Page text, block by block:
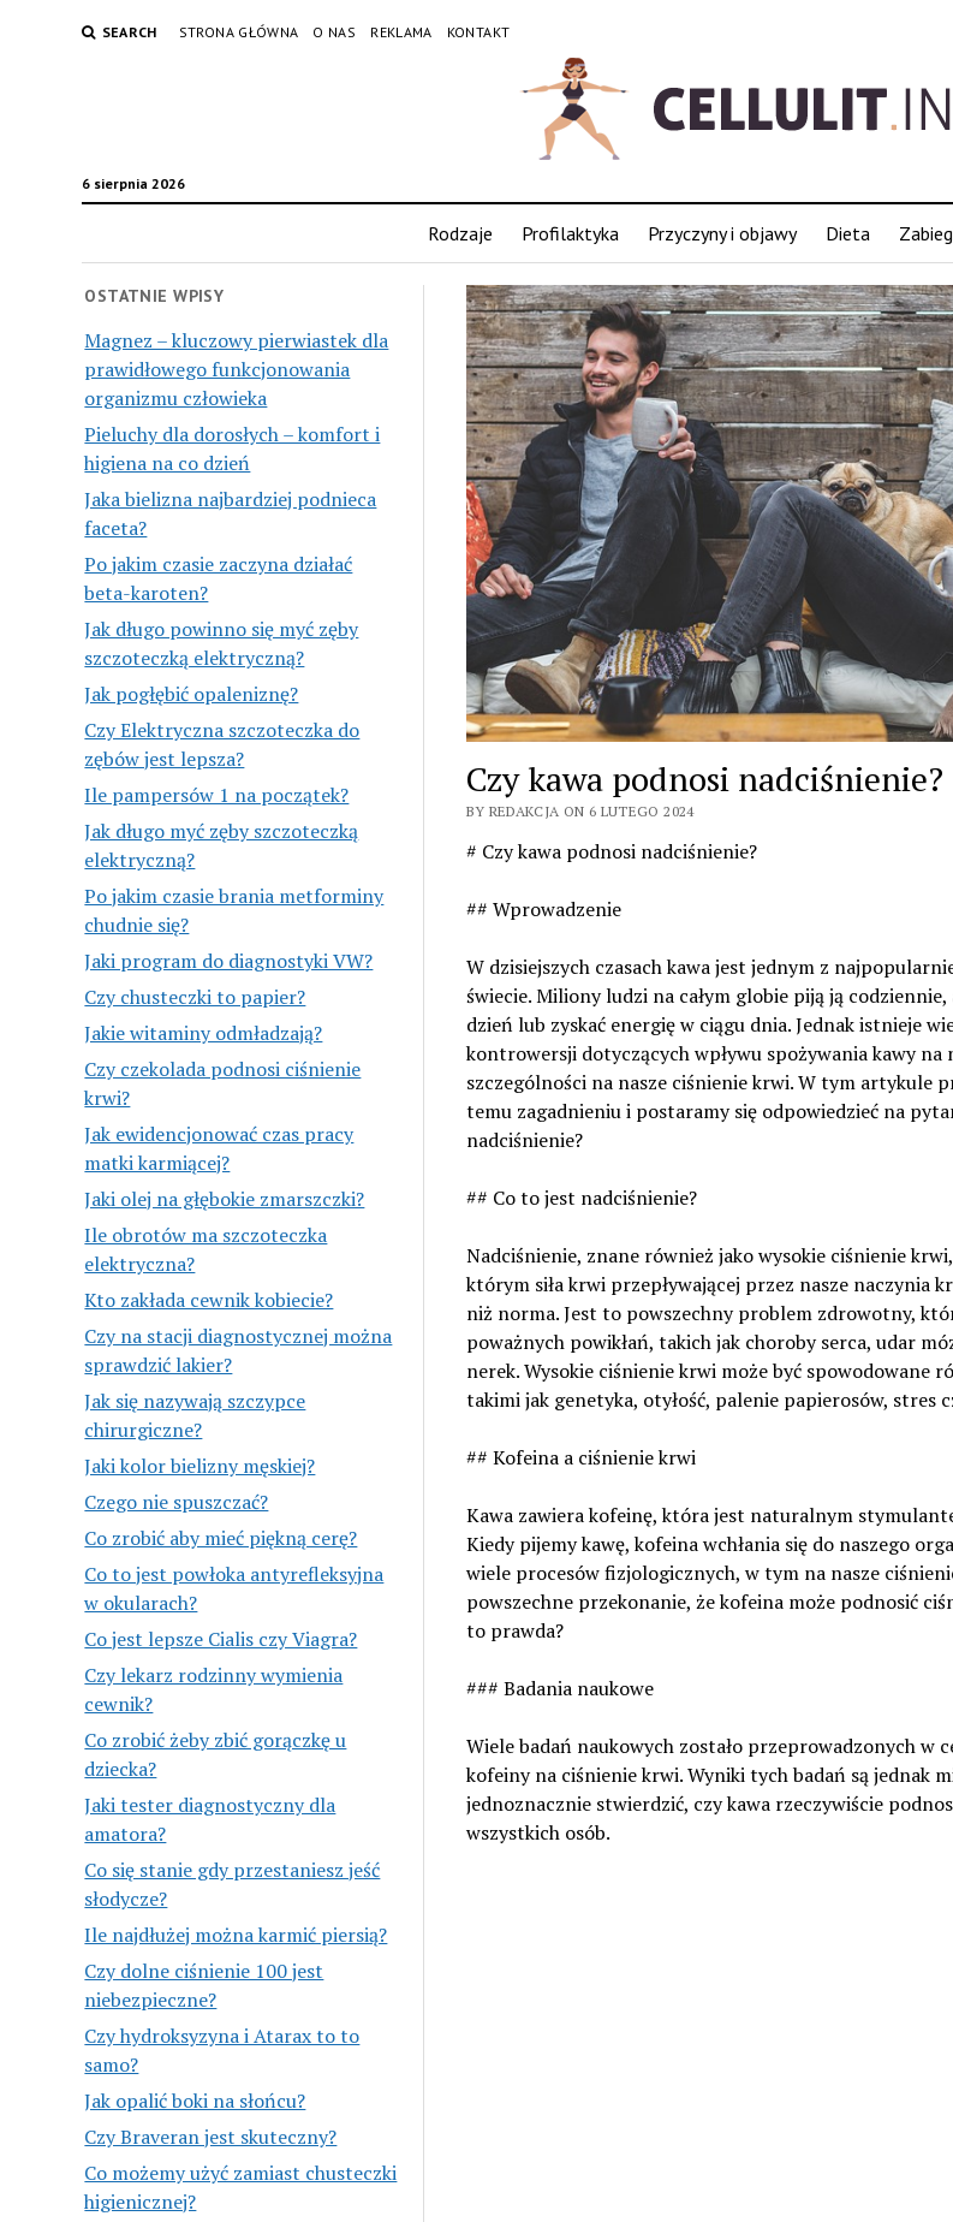
SEARCH STRONA GŁÓWNA O NAS REKLAMA KONTAKT
6 sierpnia 2026
Rodzaje Profilaktyka Przyczyny i objawy Dieta
OSTATNIE WPISY
Magnez – kluczowy pierwiastek dla
prawidłowego funkcjonowania
organizmu człowieka
Pieluchy dla dorosłych – komfort i
higiena na co dzień
Jaka bielizna najbardziej podnieca
faceta?
Po jakim czasie zaczyna działać
beta-karoten?
Jak długo powinno się myć zęby
szczoteczką elektryczną?
Jak pogłębić opaleniznę?
Czy Elektryczna szczoteczka do
zębów jest lepsza?
Ile pampersów 1 na początek?
Jak długo myć zęby szczoteczką
elektryczną?
Po jakim czasie brania metforminy
chudnie się?
Jaki program do diagnostyki VW?
Czy chusteczki to papier?
Jakie witaminy odmładzają?
Czy czekolada podnosi ciśnienie
krwi?
Jak ewidencjonować czas pracy
matki karmiącej?
Jaki olej na głębokie zmarszczki?
Ile obrotów ma szczoteczka
elektryczna?
Kto zakłada cewnik kobiecie?
Czy na stacji diagnostycznej można
sprawdzić lakier?
Jak się nazywają szczypce
chirurgiczne?
Jaki kolor bielizny męskiej?
Czego nie spuszczać?
Co zrobić aby mieć piękną cerę?
Co to jest powłoka antyrefleksyjna
w okularach?
Co jest lepsze Cialis czy Viagra?
Czy lekarz rodzinny wymienia
cewnik?
Co zrobić żeby zbić gorączkę u
dziecka?
Jaki tester diagnostyczny dla
amatora?
Co się stanie gdy przestaniesz jeść
słodycze?
Ile najdłużej można karmić piersią?
Czy dolne ciśnienie 100 jest
niebezpieczne?
Czy hydroksyzyna i Atarax to to
samo?
Jak opalić boki na słońcu?
Czy Braveran jest skuteczny?
Co możemy użyć zamiast chusteczki
higienicznej?
Czy kawa podnosi nadciśnienie?
BY REDAKCJA ON 6 LUTEGO 2024
# Czy kawa podnosi nadciśnienie?
## Wprowadzenie
W dzisiejszych czasach kawa jest jednym z
świecie. Miliony ludzi na całym globie piją ją
dzień lub zyskać energię w ciągu dnia. Jednak istnieje
kontrowersji dotyczących wpływu spożywania kawy na
szczególności na nasze ciśnienie krwi. W tym artykule
temu zagadnieniu i postaramy się odpowiedzieć na
nadciśnienie?
## Co to jest nadciśnienie?
Nadciśnienie, znane również jako wysokie ciśnienie
którym siła krwi przepływającej przez nasze naczynia
niż norma. Jest to powszechny problem zdrowotny,
poważnych powikłań, takich jak choroby serca, udar
nerek. Wysokie ciśnienie krwi może być spowodowane
takimi jak genetyka, otyłość, palenie papierosów, stres
## Kofeina a ciśnienie krwi
Kawa zawiera kofeinę, która jest naturalnym
Kiedy pijemy kawę, kofeina wchłania się do naszego
wiele procesów fizjologicznych, w tym na nasze
powszechne przekonanie, że kofeina może podnosić
to prawda?
### Badania naukowe
Wiele badań naukowych zostało przeprowadzonych w
kofeiny na ciśnienie krwi. Wyniki tych badań są jednak
jednoznacznie stwierdzić, czy kawa rzeczywiście
wszystkich osób.